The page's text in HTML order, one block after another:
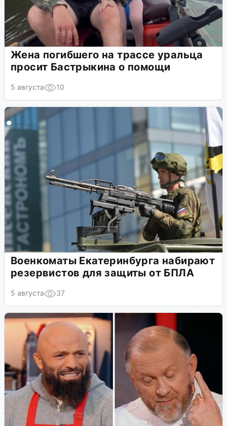
Жена погибшего на трассе уральца
просит Бастрыкина о помощи
5 августа 10
Военкоматы Екатеринбурга набирают
резервистов для защиты от БПЛА
5 августа 37